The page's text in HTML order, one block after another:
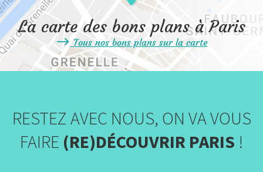
La carte des bons plans à Paris
Tous nos bons plans sur la carte
RESTEZ AVEC NOUS, ON VA VOUS
FAIRE (RE)DÉCOUVRIR PARIS !